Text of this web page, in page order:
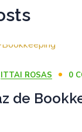
ITTAI ROSAS 0
de